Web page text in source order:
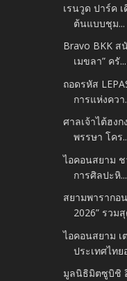
เรนวูด ปาร์ค
ต้นแบบชุม...
Bravo BKK
เมขลา” ครั...
ถอดรหัส
การแห่งควา
ศาลเจ้าไต้ฮง
พรรษา โคร
ไอคอนสยาม
การศิลปะหิ...
สยามพารากอ
2026” รวม
ไอคอนสยาม เ
ประเทศไทย
มูลนิธิมิตซูบิชิ